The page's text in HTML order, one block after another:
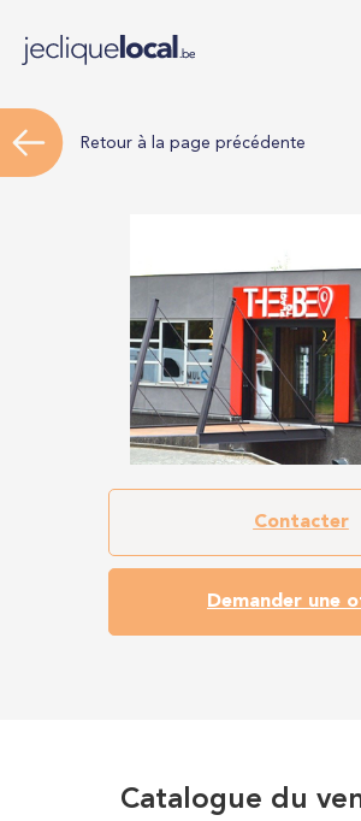
Retour à la page précédente
Contacter
Demander une
Catalogue du